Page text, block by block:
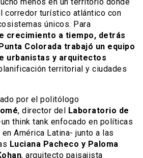
corredor turístico atlántico con
únicos. Para
crecimiento a tiempo, detrás
Colorada trabajó un equipo
urbanistas y arquitectos
territorial y ciudades
por el politólogo
, director del Laboratorio de
think tank enfocado en políticas
América Latina- junto a las
Luciana Pacheco y Paloma
, arquitecto paisajista